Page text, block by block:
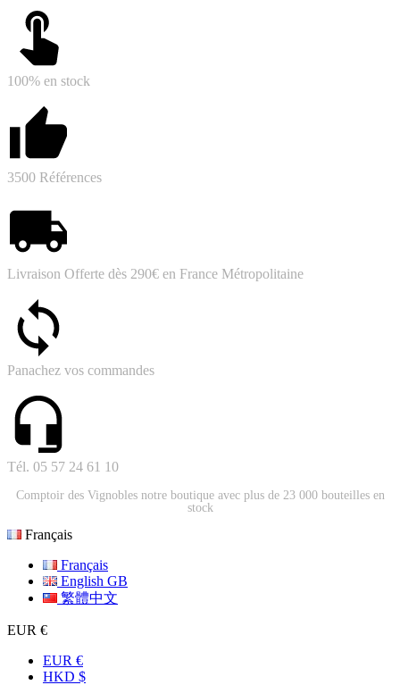
100% en stock
3500 Références
Livraison Offerte dès 290€ en France Métropolitaine
Panachez vos commandes
Tél. 05 57 24 61 10
Comptoir des Vignobles notre boutique avec plus de 23 000 bouteilles en
stock
Français
Français
English GB
繁體中文
EUR €
EUR €
HKD $